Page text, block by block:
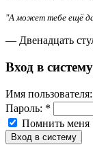
"А может тебе ещё
— Двенадцать
Вход в систему
Имя пoльзовaтeля:
Пароль: *
Помнить меня